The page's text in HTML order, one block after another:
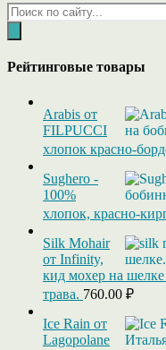
Поиск
товаров
Рейтинговые товары
Arabis от
FILPUCCI
хлопок красно-
Sughero -
100%
хлопок, красно-
Silk Mohair
от Infinity,
кид мохер на
трава. 760.00 ₽
Ice Rain от
Lagopolane